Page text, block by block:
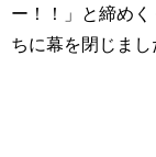
ー！！」と締め
ちに幕を閉じまし